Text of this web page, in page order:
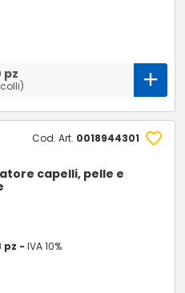
pz
Cod. Art. 0018944301
capelli, pelle e
pz -IVA 10%